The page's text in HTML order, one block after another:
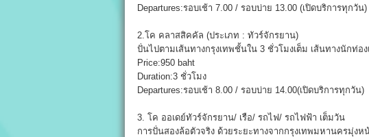
Departures:รอบเช้า 7.00 / รอบบ่าย 13.00 (เปิดบริการทุกวัน)
2.โค คลาสสิคคัล (ประเภท : ทัวร์จักรยาน)
ปั่นไปตามเส้นทางกรุงเทพชั้นใน 3 ชั่วโมงเต็ม เส้นทางนักท่อ
Price:950 baht
Duration:3 ชั่วโมง
Departures:รอบเช้า 8.00 / รอบบ่าย 14.00(เปิดบริการทุกวัน)
3. โค ออเดย์ทัวร์จักรยาน/ เรือ/ รถไฟ/ รถไฟฟ้า เต็มวัน
การปั่นสองล้อตัวจริง ด้วยระยะทางจากกรุงเทพมหานครมุ่ง